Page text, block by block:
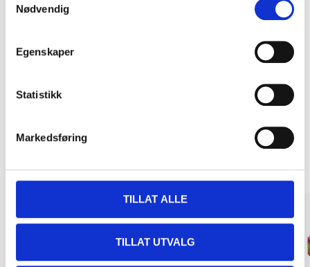
Nødvendig
Egenskaper
Statistikk
Markedsføring
TILLAT ALLE
TILLAT UTVALG
Pay & Collect in your local store within 2 hours!
Other customers also bought